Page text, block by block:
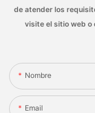
de atender los
visite el sitio web o
Nombre
Email